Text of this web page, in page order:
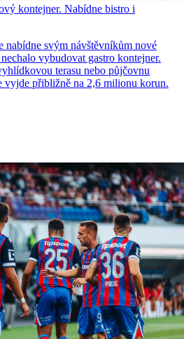
kontejner. Nabídne bistro i
nabídne svým návštěvníkům nové
vybudovat gastro kontejner.
terasu nebo půjčovnu
vyjde přibližně na 2,6 milionu korun.